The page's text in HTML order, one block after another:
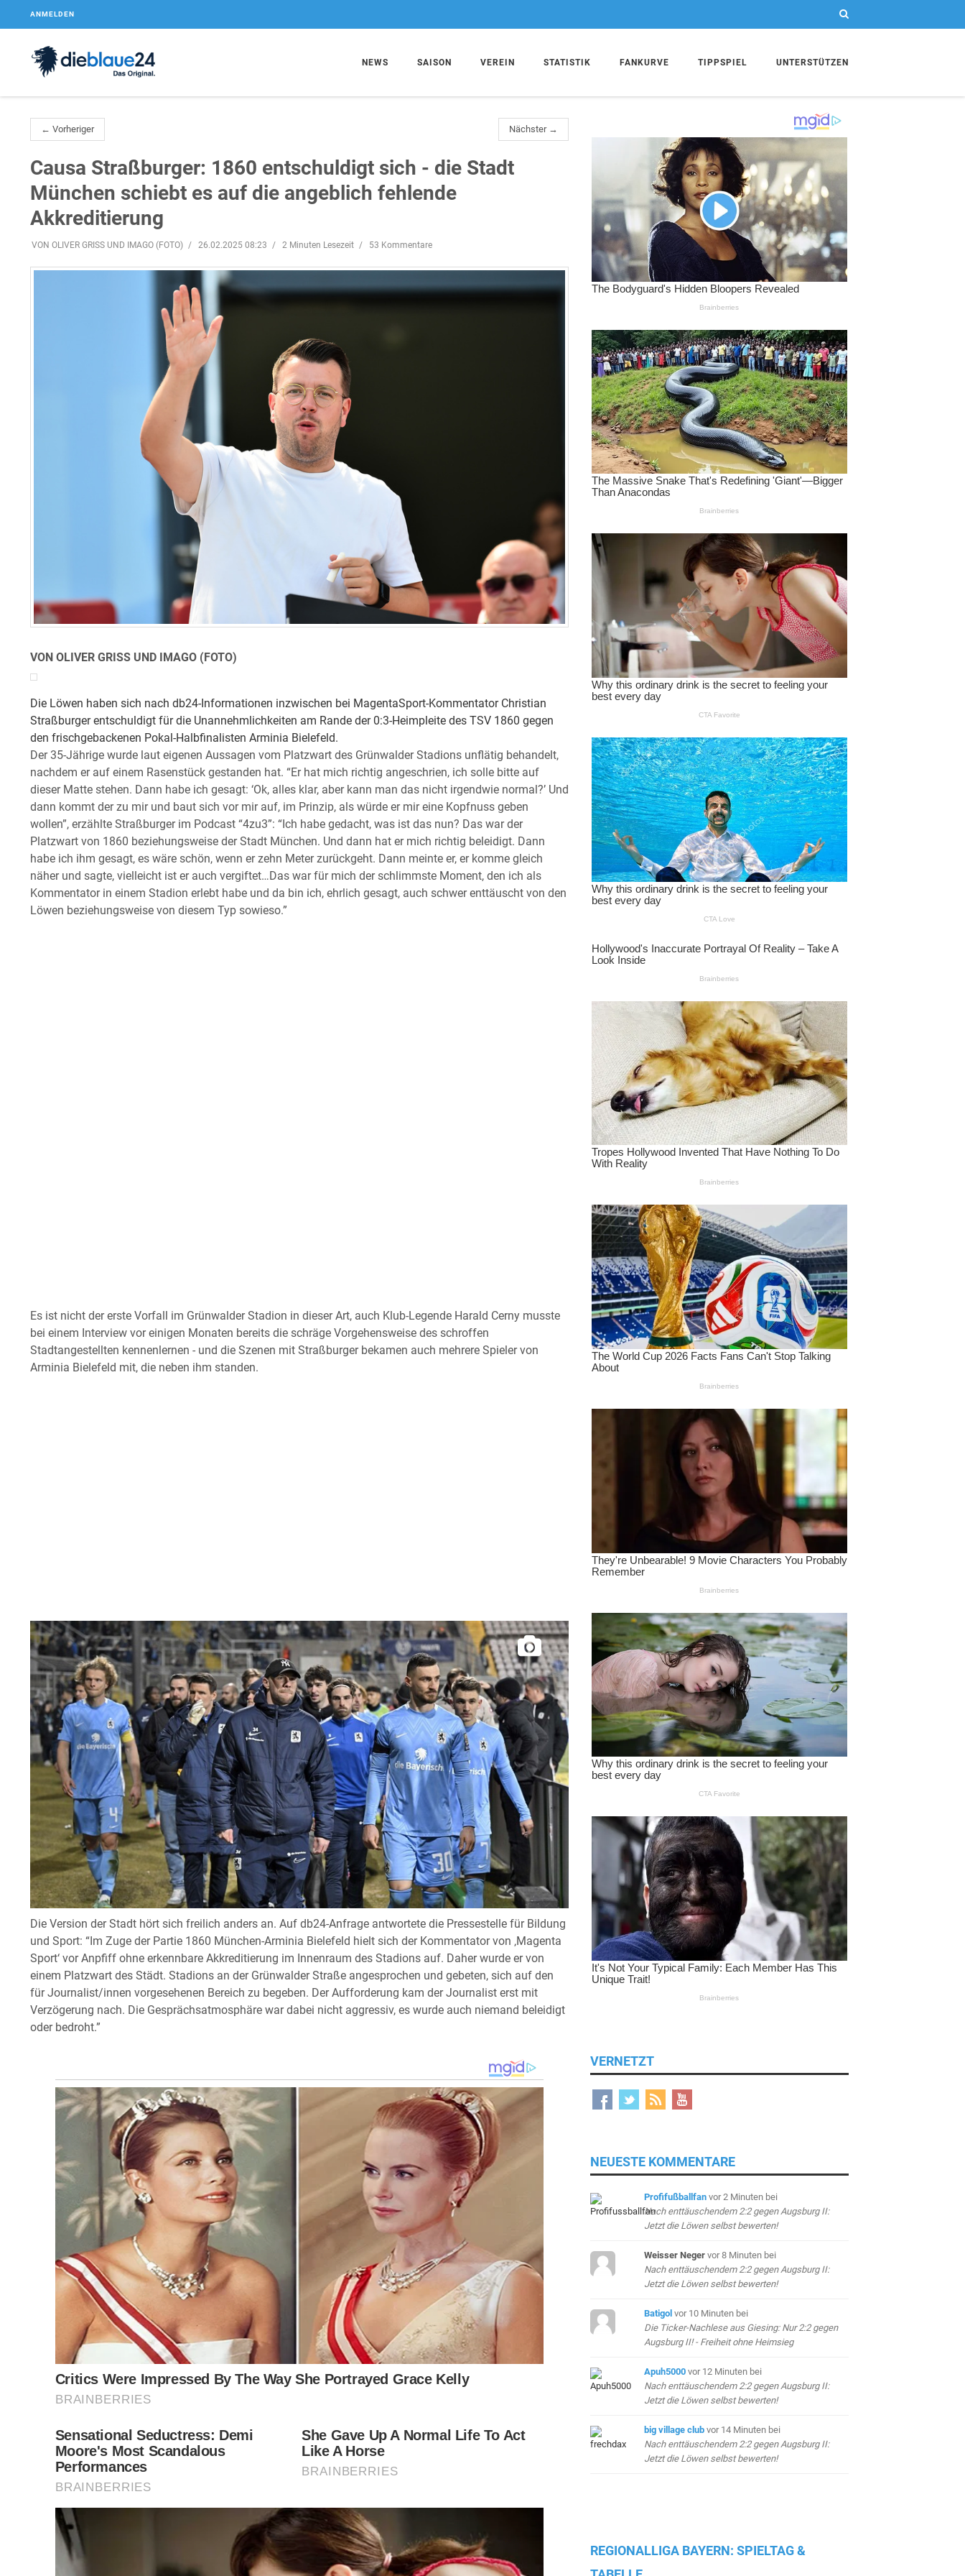
ANMELDEN
NEWS SAISON VEREIN STATISTIK FANKURVE TIPPSPIEL UNTERSTÜTZEN
← Vorheriger Nächster →
Causa Straßburger: 1860 entschuldigt sich - die Stadt
München schiebt es auf die angeblich fehlende
Akkreditierung
VON OLIVER GRISS UND IMAGO (FOTO) 26.02.2025 08:23 2 Minuten Lesezeit 53 Kommentare
VON OLIVER GRISS UND IMAGO (FOTO)
Die Löwen haben sich nach db24-Informationen inzwischen bei MagentaSport-Kommentator Christian
Straßburger entschuldigt für die Unannehmlichkeiten am Rande der 0:3-Heimpleite des TSV 1860 gegen
den frischgebackenen Pokal-Halbfinalisten Arminia Bielefeld.
Der 35-Jährige wurde laut eigenen Aussagen vom Platzwart des Grünwalder Stadions unflätig behandelt,
nachdem er auf einem Rasenstück gestanden hat. “Er hat mich richtig angeschrien, ich solle bitte auf
dieser Matte stehen. Dann habe ich gesagt: ‘Ok, alles klar, aber kann man das nicht irgendwie normal?’ Und
dann kommt der zu mir und baut sich vor mir auf, im Prinzip, als würde er mir eine Kopfnuss geben
wollen”, erzählte Straßburger im Podcast “4zu3”: “Ich habe gedacht, was ist das nun? Das war der
Platzwart von 1860 beziehungsweise der Stadt München. Und dann hat er mich richtig beleidigt. Dann
habe ich ihm gesagt, es wäre schön, wenn er zehn Meter zurückgeht. Dann meinte er, er komme gleich
näher und sagte, vielleicht ist er auch vergiftet…Das war für mich der schlimmste Moment, den ich als
Kommentator in einem Stadion erlebt habe und da bin ich, ehrlich gesagt, auch schwer enttäuscht von den
Löwen beziehungsweise von diesem Typ sowieso.”
Es ist nicht der erste Vorfall im Grünwalder Stadion in dieser Art, auch Klub-Legende Harald Cerny musste
bei einem Interview vor einigen Monaten bereits die schräge Vorgehensweise des schroffen
Stadtangestellten kennenlernen - und die Szenen mit Straßburger bekamen auch mehrere Spieler von
Arminia Bielefeld mit, die neben ihm standen.
Die Version der Stadt hört sich freilich anders an. Auf db24-Anfrage antwortete die Pressestelle für Bildung
und Sport: “Im Zuge der Partie 1860 München-Arminia Bielefeld hielt sich der Kommentator von ‚Magenta
Sport‘ vor Anpfiff ohne erkennbare Akkreditierung im Innenraum des Stadions auf. Daher wurde er von
einem Platzwart des Städt. Stadions an der Grünwalder Straße angesprochen und gebeten, sich auf den
für Journalist/innen vorgesehenen Bereich zu begeben. Der Aufforderung kam der Journalist erst mit
Verzögerung nach. Die Gesprächsatmosphäre war dabei nicht aggressiv, es wurde auch niemand beleidigt
oder bedroht.”
VERNETZT
NEUESTE KOMMENTARE
Profifußballfan vor 2 Minuten bei
Nach enttäuschendem 2:2 gegen Augsburg II:
Jetzt die Löwen selbst bewerten!
Weisser Neger vor 8 Minuten bei
Nach enttäuschendem 2:2 gegen Augsburg II:
Jetzt die Löwen selbst bewerten!
Batigol vor 10 Minuten bei
Die Ticker-Nachlese aus Giesing: Nur 2:2 gegen
Augsburg II! - Freiheit ohne Heimsieg
Apuh5000 vor 12 Minuten bei
Nach enttäuschendem 2:2 gegen Augsburg II:
Jetzt die Löwen selbst bewerten!
big village club vor 14 Minuten bei
Nach enttäuschendem 2:2 gegen Augsburg II:
Jetzt die Löwen selbst bewerten!
REGIONALLIGA BAYERN: SPIELTAG &